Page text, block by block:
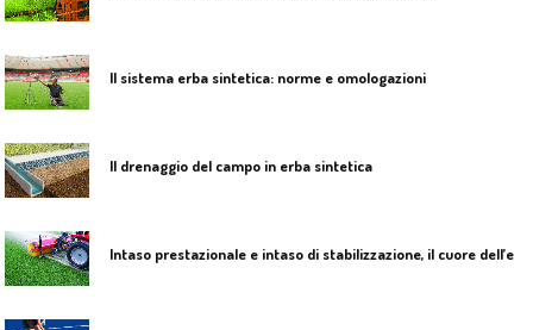
Il sistema erba sintetica: norme e omologazioni
Il drenaggio del campo in erba sintetica